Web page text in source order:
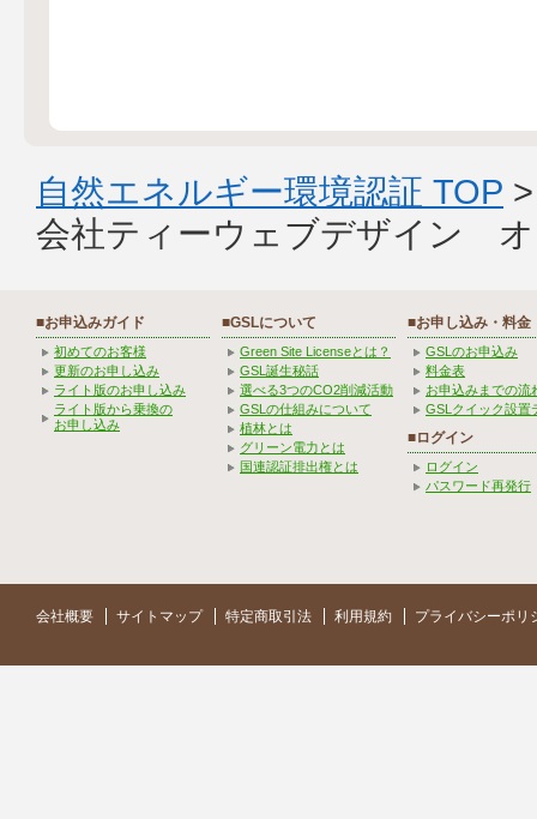
自然エネルギー環境認証 TOP
会社ティーウェブデザイン
■お申込みガイド
初めてのお客様
更新のお申し込み
ライト版のお申し込み
ライト版から乗換の
お申し込み
■GSLについて
Green Site Licenseとは？
GSL誕生秘話
選べる3つのCO2削減活動
GSLの仕組みについて
植林とは
グリーン電力とは
国連認証排出権とは
■お申し込み・料金
GSLのお申込み
料金表
お申込みまでの流
GSLクイック設置
■ログイン
ログイン
パスワード再発行
会社概要 サイトマップ 特定商取引法 利用規約 プライバシーポリ